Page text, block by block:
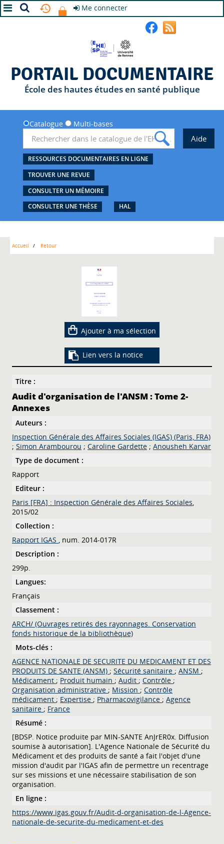
Me connecter
PORTAIL DOCUMENTAIRE
École des hautes études en santé publique
Catalogue Multi-bases
RESSOURCES DOCUMENTAIRES EN LIGNE
TROUVER UNE REVUE
CONSULTER UN MÉMOIRE
CONSULTER UNE THÈSE
HAL
Accueil Retour
Ajouter à ma sélection
Lien vers la notice
Titre :
Audit d'organisation de l'ANSM : Tome 2-
Annexes
Auteurs :
Inspection Générale des Affaires Sociales (IGAS) (Paris, FRA)
;Simon Arambourou ;Caroline Gardette ;Anousheh Karvar
Type de document :
Rapport
Editeur :
Paris [FRA] : Inspection Générale des Affaires Sociales,
2015/02
Collection :
Rapport IGAS , num. 2014-017R
Description :
299p.
Langues:
Français
Classement :
ARCH/ (Ouvrages retirés des rayonnages. Conservation
fonds historique de la bibliothèque)
Mots-clés :
AGENCE NATIONALE DE SECURITE DU MEDICAMENT ET DES
PRODUITS DE SANTE (ANSM) ; Sécurité sanitaire ; ANSM ;
Médicament ; Produit humain ; Audit ; Contrôle ;
Organisation administrative ; Mission ; Contrôle
médicament ; Expertise ; Pharmacovigilance ; Agence
sanitaire ; France
Résumé :
[BDSP. Notice produite par MIN-SANTE AnJrER0x. Diffusion
soumise à autorisation]. L'Agence Nationale de Sécurité du
Médicament et des produits de santé a fait l'objet d'une
mission d'audit par l'IGAS afin de permettre un recentrage
sur ses missions et une nécessaire stabilisation de son
organisation.
En ligne :
https://www.igas.gouv.fr/Audit-d-organisation-de-l-Agence-
nationale-de-securite-du-medicament-et-des